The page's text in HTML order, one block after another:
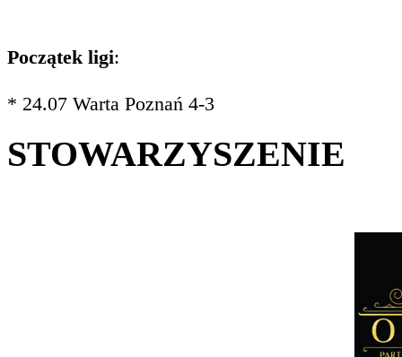
Początek ligi:
* 24.07 Warta Poznań 4-3
STOWARZYSZENIE